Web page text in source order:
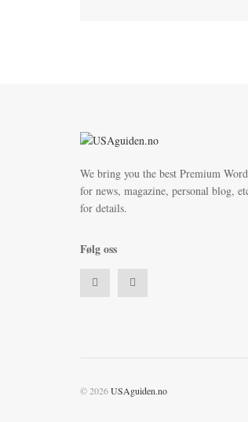
We bring you the best Premium
for news, magazine, personal blog,
for details.
Følg oss
© 2026USAguiden.no